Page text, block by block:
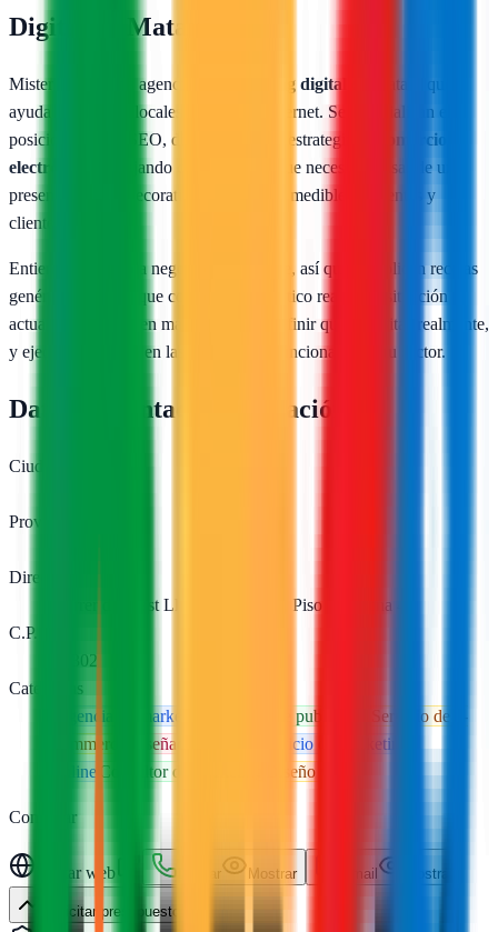
Digital en Mataró
Mister Ads es una agencia de marketing digital
en Mataró que
ayuda a negocios locales a crecer en internet. Se especializan en
posicionamiento SEO, diseño gráfico y estrategia de
comercio
electrónico
, trabajando con empresas que necesitan pasar de una
presencia online decorativa a resultados medibles en ventas y
clientes.
Entienden que cada negocio es diferente, así que no aplican recetas
genéricas. Su enfoque combina diagnóstico real de tu situación
actual, consultoría en marketing para definir qué necesitas realmente,
y ejecución directa en las tácticas que funcionan para tu sector.
Datos de contacto y ubicación
Ciudad
Provincia
Dirección
Carrer d'Ernest Lluch 32, TCM2, Piso 3 Oficina 4
C.P.
08302
Categorías
Agencia de marketing
Agencia de publicidad
Servicio de e-
commerce
Diseñador gráfico
Servicio de marketing
online Consultor de marketing Diseño web
Contactar
Visitar web Llamar Mostrar Email Mostrar
Solicitar presupuesto